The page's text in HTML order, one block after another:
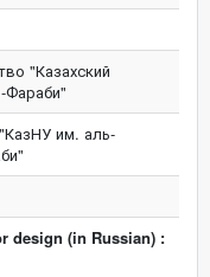
"Казахский
Фараби"
им. аль-
design (in Russian) :